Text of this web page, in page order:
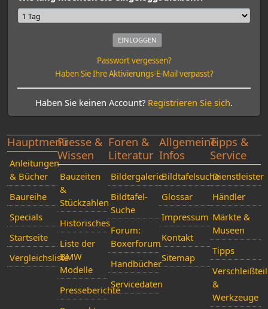
Passwort vergessen?
Haben Sie Ihre Aktivierungs-E-Mail verpasst?
Haben Sie keinen Account? Registrieren Sie sich.
Hauptmenü
Anleitungen
& Bücher
Baureihe
Specials
Startseite
Vergleichsliste
Presse &
Wissen
Bauzeiten
&
Stückzahlen
Historisches
Liste der
BMW
Modelle
Presseberichte
Foren &
Literatur
Bildergalerie
Bildtafel-
Suche
Forum:
Boxerforum
Handbücher
Servicedaten
Allgemeine
Infos
Bildtafelsuche
Glossar
Impressum
Kontakt
Sitemap
Tipps &
Service
Dienstleister
Händler
Märkte &
Museen
Tipps
&
Werkzeuge